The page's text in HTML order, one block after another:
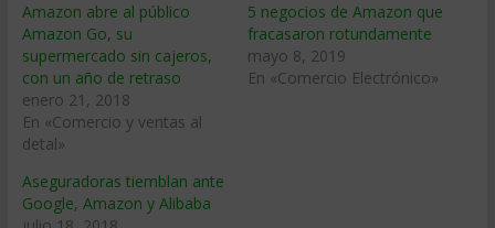
Amazon abre al público
Amazon Go, su
supermercado sin cajeros,
con un año de retraso
enero 21, 2018
En «Comercio y ventas al
detal»
5 negocios de Amazon que
fracasaron rotundamente
mayo 8, 2019
En «Comercio Electrónico»
Aseguradoras tiemblan ante
Google, Amazon y Alibaba